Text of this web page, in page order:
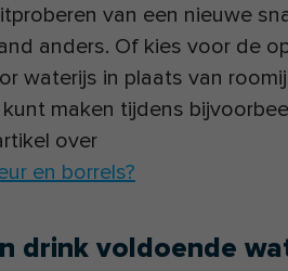
van een nieuwe
anders. Of kies voor de
waterijs in plaats van
maken tijdens
over
en borrels?
drink voldoende